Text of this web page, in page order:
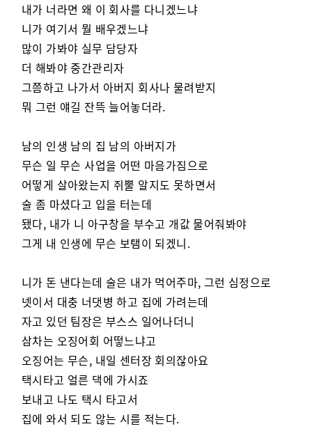
내가 너라면 왜 이 회사를 다니겠느냐
니가 여기서 뭘 배우겠느냐
많이 가봐야 실무 담당자
더 해봐야 중간관리자
그쯤하고 나가서 아버지 회사나 물려받지
뭐 그런 얘길 잔뜩 늘어놓더라.
남의 인생 남의 집 남의 아버지가
무슨 일 무슨 사업을 어떤 마음가짐으로
어떻게 살아왔는지 쥐뿔 알지도 못하면서
술 좀 마셨다고 입을 터는데
됐다, 내가 니 아구창을 부수고 개값 물어줘봐야
그게 내 인생에 무슨 보탬이 되겠니.
니가 돈 낸다는데 술은 내가 먹어주마, 그런 심정으로
넷이서 대충 너댓병 하고 집에 가려는데
자고 있던 팀장은 부스스 일어나더니
삼차는 오징어회 어떻느냐고
오징어는 무슨, 내일 센터장 회의잖아요
택시타고 얼른 댁에 가시죠
보내고 나도 택시 타고서
집에 와서 되도 않는 시를 적는다.